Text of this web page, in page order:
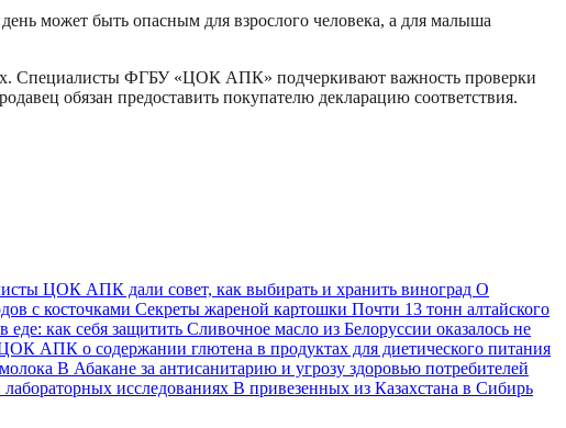
может быть опасным для взрослого человека, а для малыша
Специалисты ФГБУ «ЦОК АПК» подчеркивают важность проверки
обязан предоставить покупателю декларацию соответствия.
ЦОК АПК дали совет, как выбирать и хранить виноград О
с косточками Секреты жареной картошки Почти 13 тонн алтайского
еде: как себя защитить Сливочное масло из Белоруссии оказалось не
АПК о содержании глютена в продуктах для диетического питания
В Абакане за антисанитарию и угрозу здоровью потребителей
исследованиях В привезенных из Казахстана в Сибирь